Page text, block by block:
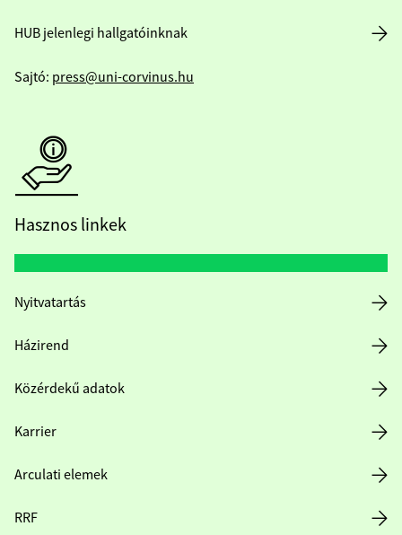
HUB jelenlegi hallgatóinknak
Sajtó: press@uni-corvinus.hu
Hasznos linkek
Nyitvatartás
Házirend
Közérdekű adatok
Karrier
Arculati elemek
RRF